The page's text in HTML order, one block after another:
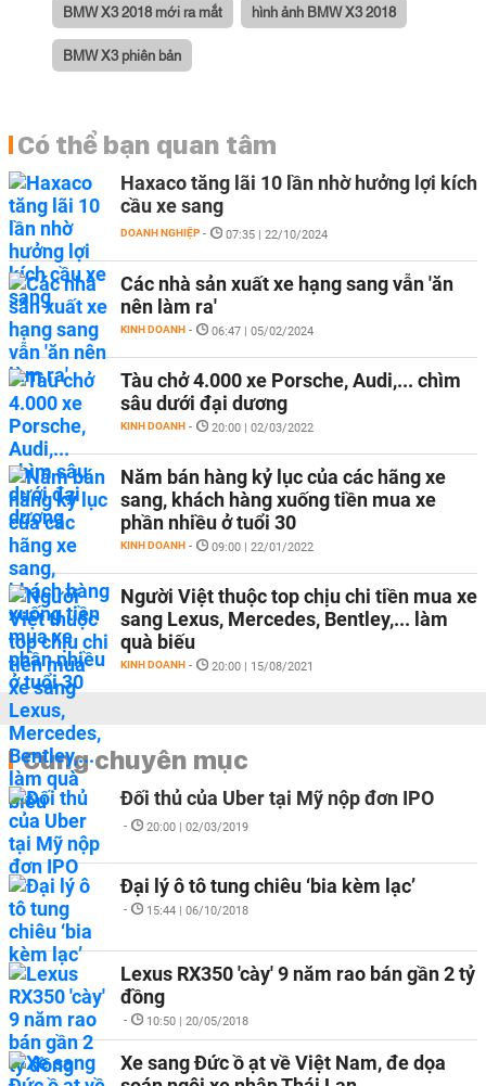
BMW X3 2018 mới ra mắt hình ảnh BMW X3 2018
BMW X3 phiên bản
Có thể bạn quan tâm
Haxaco tăng lãi 10 lần nhờ hưởng lợi kích
cầu xe sang
DOANH NGHIỆP - 07:35 | 22/10/2024
Các nhà sản xuất xe hạng sang vẫn 'ăn
nên làm ra'
KINH DOANH - 06:47 | 05/02/2024
Tàu chở 4.000 xe Porsche, Audi,... chìm
sâu dưới đại dương
KINH DOANH - 20:00 | 02/03/2022
Năm bán hàng kỷ lục của các hãng xe
sang, khách hàng xuống tiền mua xe
phần nhiều ở tuổi 30
KINH DOANH - 09:00 | 22/01/2022
Người Việt thuộc top chịu chi tiền mua xe
sang Lexus, Mercedes, Bentley,... làm
quà biếu
KINH DOANH - 20:00 | 15/08/2021
Cùng chuyên mục
Đối thủ của Uber tại Mỹ nộp đơn IPO
- 20:00 | 02/03/2019
Đại lý ô tô tung chiêu ‘bia kèm lạc’
- 15:44 | 06/10/2018
Lexus RX350 'cày' 9 năm rao bán gần 2 tỷ
đồng
- 10:50 | 20/05/2018
Xe sang Đức ồ ạt về Việt Nam, đe dọa